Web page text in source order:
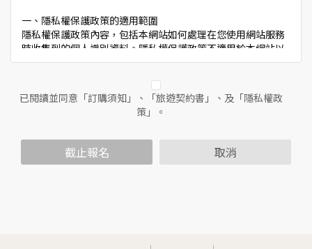
一、隱私權保護政策的適用範圍
隱私權保護政策內容，包括本網站如何處理在您使用網站服務
時收集到的個人識別資料。隱私權保護政策不適用於本網站以
外的相關連結網站，也不適用於非本網站所委託或參與管理的
二、個人資料的蒐集、處理及利用方式
當您造訪本網站或使用本網站所提供之功能服務時，我們將視
範圍內處理及利用您的個人資料；非經您書面同意，本網站不
會將個人資料用於其他用途。
已閱讀並同意「訂購須知」、「旅遊契約書」、及「隱私權政
策」。
截止報名 取消